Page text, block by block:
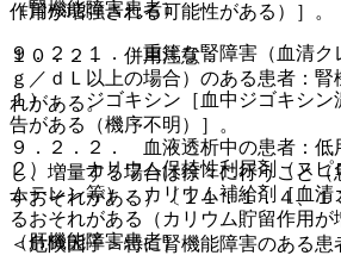
作用が増強される可能性がある）］。
１０．２． 併用注意：
１）． ジゴキシン［血中ジゴキシン
告がある（機序不明）］。
２）． カリウム保持性利尿剤（スピ
ムテレン等）、カリウム補給剤［血清
るおそれがある（カリウム貯留作用が
＜危険因子＞特に腎機能障害のある患
（腎機能障害患者）
９．２．１． 重篤な腎障害（血清ク
ｇ／ｄＬ以上の場合）のある患者：
れがある。
９．２．２． 血液透析中の患者：低
し、増量する場合は徐々に行うこと
すおそれがある）〔１１．１．４、１
（肝機能障害患者）